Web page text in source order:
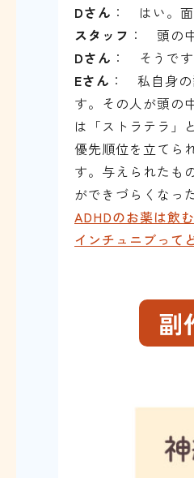
Dさん ： はい。
スタッフ ： 頭の
Dさん ： そうです
Eさん ： 私自身の
す。その人が頭の
は「ストラテラ」
優先順位を立てら
す。与えられたも
ができづらくなっ
ADHDのお薬は飲
インチュニブって
副